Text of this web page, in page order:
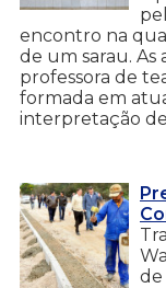
encontro na
de um sarau. As
professora de
formada em
interpretação
de